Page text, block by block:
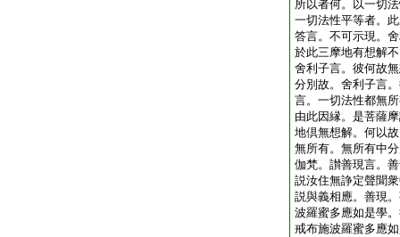
所以者何。以一切
一切法性平等者。
答言。不可示現。
於此三摩地有想解
舍利子言。彼何故
分別故。舍利子言
言。一切法性都無
由此因縁。是菩薩
地倶無想解。何以
無所有。無所有中
伽梵。讃善現言。
説汝住無諍定聲聞
説與義相應。善現
波羅蜜多應如是學
戒布施波羅蜜多應